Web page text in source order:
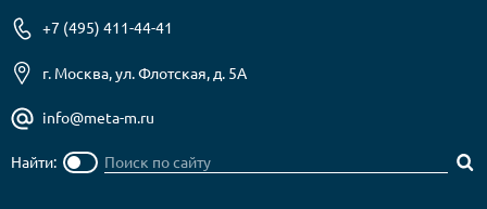
+7 (495) 411-44-41
г. Москва, ул. Флотская, д. 5А
info@meta-m.ru
Найти: